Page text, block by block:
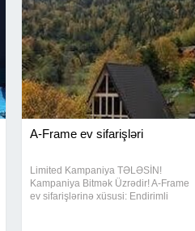
A-Frame ev sifarişləri
Limited Kampaniya TƏLƏSİN!
Kampaniya Bitmək Üzrədir! A-Frame
ev sifarişlərinə xüsusi: Endirimli